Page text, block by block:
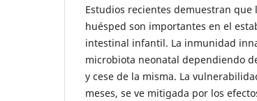
Estudios recientes demuestran
huésped son importantes en el
intestinal infantil. La inmunidad
microbiota neonatal dependiendo
y cese de la misma. La
meses, se ve mitigada por los